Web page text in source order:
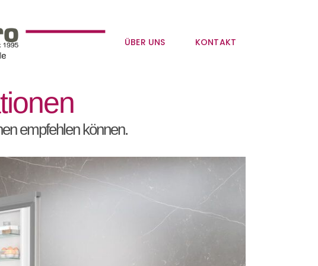
ÜBER UNS KONTAKT
empfehlen können.